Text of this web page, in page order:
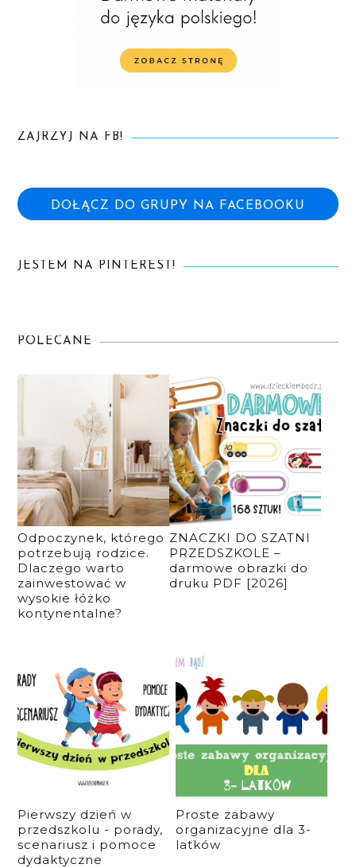
ZAJRZYJ NA FB!
DOŁĄCZ DO GRUPY NA FACEBOOKU
JESTEM NA PINTEREST!
POLECANE
Odpoczynek, którego
potrzebują rodzice.
Dlaczego warto
zainwestować w
wysokie łóżko
kontynentalne?
ZNACZKI DO SZATNI
PRZEDSZKOLE –
darmowe obrazki do
druku PDF [2026]
Pierwszy dzień w
przedszkolu - porady,
scenariusz i pomoce
dydaktyczne
Proste zabawy
organizacyjne dla 3-
latków